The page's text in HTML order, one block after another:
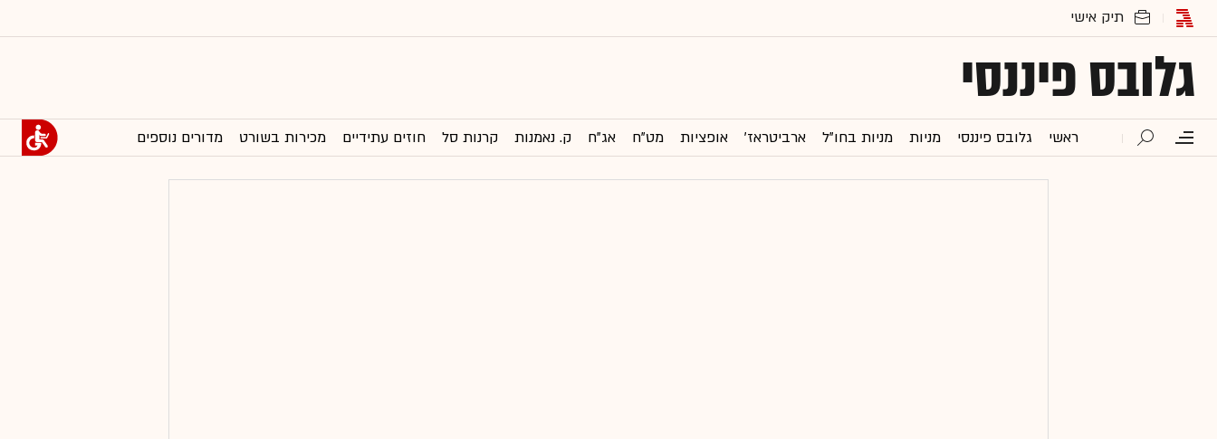
גלובס פיננסי
ראשי גלובס פיננסי מניות מניות בחו"ל ארביטראז' אופציות מט"ח אג"ח ק. נאמנות קרנות סל חוזים עתידיים מכירות בשורט מדורים נוספים